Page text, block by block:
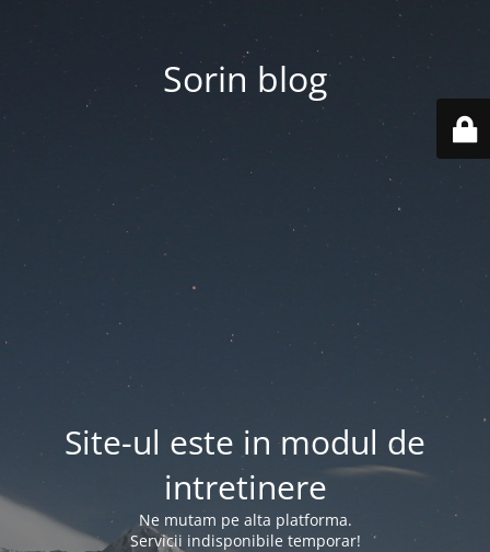
Sorin blog
Site-ul este in modul de
intretinere
Ne mutam pe alta platforma.
Servicii indisponibile temporar!